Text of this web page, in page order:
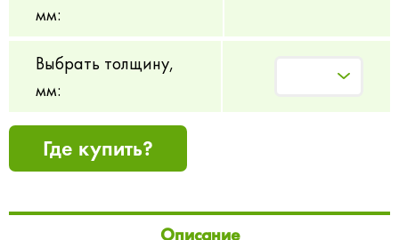
мм:
Выбрать толщину,
мм:
Где купить?
Описание